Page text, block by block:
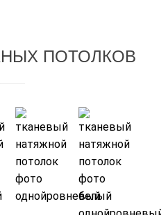
ПОТОЛКОВ